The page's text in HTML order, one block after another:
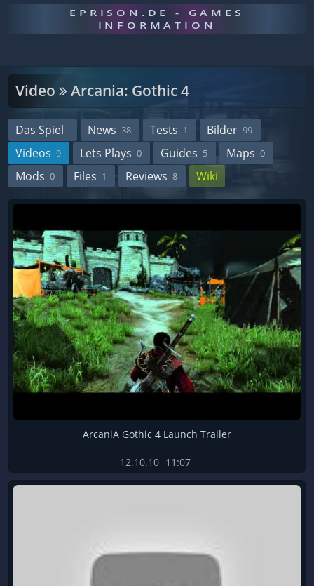
EPRISON.DE - GAMES
INFORMATION
Video Arcania: Gothic 4
Das Spiel News 38 Tests 1 Bilder 99
Videos 9 Lets Plays 0 Guides 5 Maps 0
Mods 0 Files 1 Reviews 8 Wiki
ArcaniA Gothic 4 Launch Trailer
12.10.10 11:07